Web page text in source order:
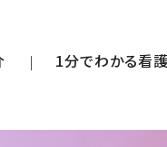
1分でわかる看